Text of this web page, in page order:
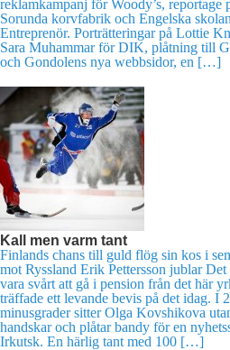
reklamkampanj för Woody’s, reportage
Sorunda korvfabrik och Engelska
Entreprenör. Porträtteringar på Lottie
Sara Muhammar för DIK, plåtning till
och Gondolens nya webbsidor, en […]
Kall men varm tant
Finlands chans till guld flög sin kos i
mot Ryssland Erik Pettersson jublar
vara svårt att gå i pension från det här
träffade ett levande bevis på det idag. I
minusgrader sitter Olga Kovshikova
handskar och plåtar bandy för en
Irkutsk. En härlig tant med 100 […]